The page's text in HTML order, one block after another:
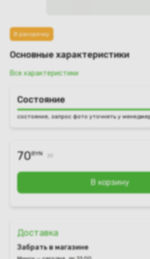
В рассрочку
Основные характеристики
Все характеристики
Состояние
состояние, запрос фото уточнять у
70BYN
В корзину
Доставка
Забрать в магазине